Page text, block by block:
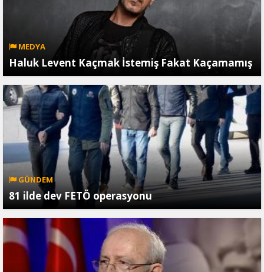
MEDYA
Haluk Levent Kaçmak İstemiş Fakat Kaçamamış
GÜNDEM
81 ilde dev FETÖ operasyonu